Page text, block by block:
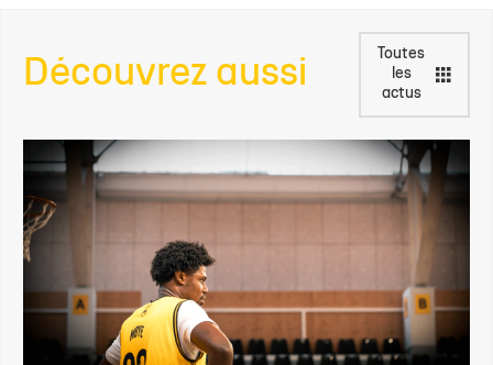
Découvrez aussi
Toutes
les
actus